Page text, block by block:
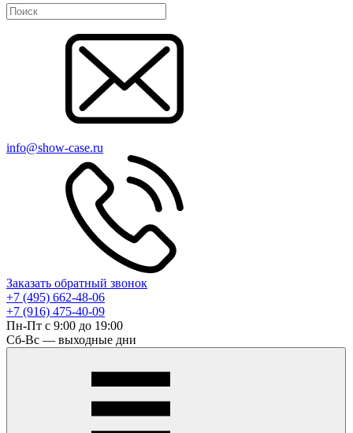
info@show-case.ru
Заказать обратный звонок
+7 (495) 662-48-06
+7 (916) 475-40-09
Пн-Пт с 9:00 до 19:00
Сб-Вс — выходные дни